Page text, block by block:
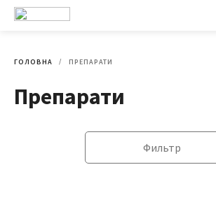
ГОЛОВНА ПРЕПАРАТИ
Препарати
Фильтр